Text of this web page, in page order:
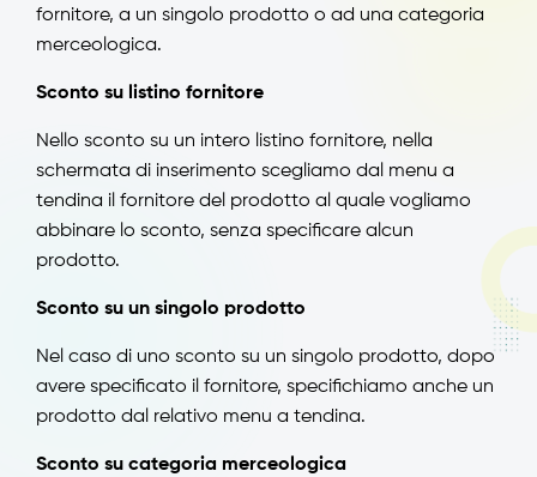
fornitore, a un singolo prodotto o ad una categoria
merceologica.
Sconto su listino fornitore
Nello sconto su un intero listino fornitore, nella
schermata di inserimento scegliamo dal menu a
tendina il fornitore del prodotto al quale vogliamo
abbinare lo sconto, senza specificare alcun
prodotto.
Sconto su un singolo prodotto
Nel caso di uno sconto su un singolo prodotto, dopo
avere specificato il fornitore, specifichiamo anche un
prodotto dal relativo menu a tendina.
Sconto su categoria merceologica